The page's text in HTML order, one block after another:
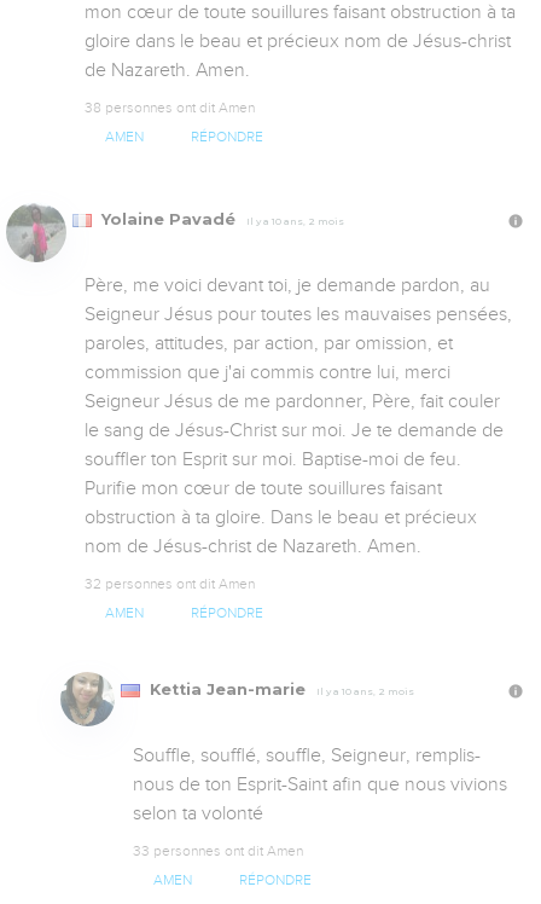
mon cœur de toute souillures faisant obstruction à ta
gloire dans le beau et précieux nom de Jésus-christ
de Nazareth. Amen.
38 personnes ont dit Amen
AMEN RÉPONDRE
Yolaine Pavadé Il y a 10 ans, 2 mois
Père, me voici devant toi, je demande pardon, au
Seigneur Jésus pour toutes les mauvaises pensées,
paroles, attitudes, par action, par omission, et
commission que j'ai commis contre lui, merci
Seigneur Jésus de me pardonner, Père, fait couler
le sang de Jésus-Christ sur moi. Je te demande de
souffler ton Esprit sur moi. Baptise-moi de feu.
Purifie mon cœur de toute souillures faisant
obstruction à ta gloire. Dans le beau et précieux
nom de Jésus-christ de Nazareth. Amen.
32 personnes ont dit Amen
AMEN RÉPONDRE
Kettia Jean-marie Il y a 10 ans, 2 mois
Souffle, soufflé, souffle, Seigneur, remplis-
nous de ton Esprit-Saint afin que nous vivions
selon ta volonté
33 personnes ont dit Amen
AMEN RÉPONDRE